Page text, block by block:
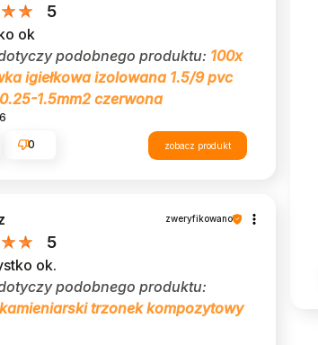
5
ok
podobnego produktu: 100x
igiełkowa izolowana 1.5/9 pvc
1.5mm2 czerwona
0 zobacz produkt
zweryfikowano
5
ok.
podobnego produktu:
trzonek kompozytowy